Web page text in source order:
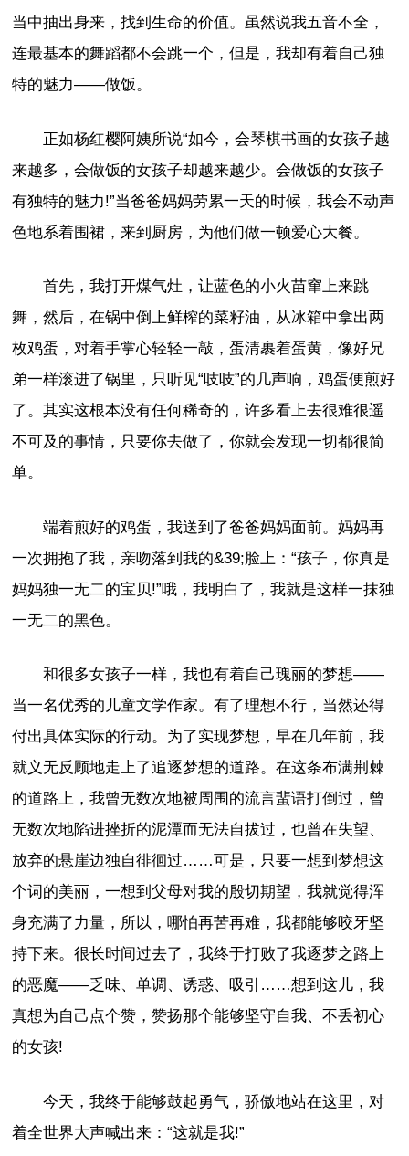
当中抽出身来，找到生命的价值。虽然说我五音不全，
连最基本的舞蹈都不会跳一个，但是，我却有着自己独
特的魅力——做饭。
正如杨红樱阿姨所说“如今，会琴棋书画的女孩子越
来越多，会做饭的女孩子却越来越少。会做饭的女孩子
有独特的魅力!”当爸爸妈妈劳累一天的时候，我会不动声
色地系着围裙，来到厨房，为他们做一顿爱心大餐。
首先，我打开煤气灶，让蓝色的小火苗窜上来跳
舞，然后，在锅中倒上鲜榨的菜籽油，从冰箱中拿出两
枚鸡蛋，对着手掌心轻轻一敲，蛋清裹着蛋黄，像好兄
弟一样滚进了锅里，只听见“吱吱”的几声响，鸡蛋便煎好
了。其实这根本没有任何稀奇的，许多看上去很难很遥
不可及的事情，只要你去做了，你就会发现一切都很简
单。
端着煎好的鸡蛋，我送到了爸爸妈妈面前。妈妈再
一次拥抱了我，亲吻落到我的&39;脸上：“孩子，你真是
妈妈独一无二的宝贝!”哦，我明白了，我就是这样一抹独
一无二的黑色。
和很多女孩子一样，我也有着自己瑰丽的梦想——
当一名优秀的儿童文学作家。有了理想不行，当然还得
付出具体实际的行动。为了实现梦想，早在几年前，我
就义无反顾地走上了追逐梦想的道路。在这条布满荆棘
的道路上，我曾无数次地被周围的流言蜚语打倒过，曾
无数次地陷进挫折的泥潭而无法自拔过，也曾在失望、
放弃的悬崖边独自徘徊过……可是，只要一想到梦想这
个词的美丽，一想到父母对我的殷切期望，我就觉得浑
身充满了力量，所以，哪怕再苦再难，我都能够咬牙坚
持下来。很长时间过去了，我终于打败了我逐梦之路上
的恶魔——乏味、单调、诱惑、吸引……想到这儿，我
真想为自己点个赞，赞扬那个能够坚守自我、不丢初心
的女孩!
今天，我终于能够鼓起勇气，骄傲地站在这里，对
着全世界大声喊出来：“这就是我!”